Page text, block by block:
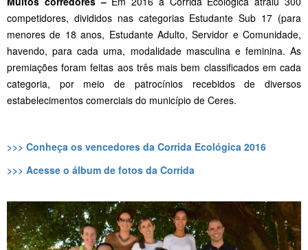
competidores, divididos nas categorias Estudante Sub 17 (para
menores de 18 anos, Estudante Adulto, Servidor e Comunidade,
havendo, para cada uma, modalidade masculina e feminina. As
premiações foram feitas aos três mais bem classificados em cada
categoria, por meio de patrocínios recebidos de diversos
estabelecimentos comerciais do município de Ceres.
>>> Conheça os vencedores da Corrida Ecológica 2016
>>> Acesse o álbum de fotos da Corrida